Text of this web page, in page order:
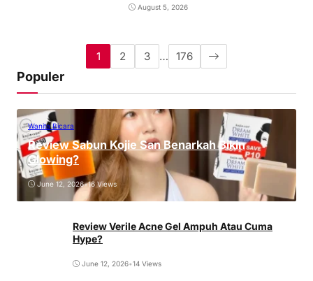
August 5, 2026
1 2 3 … 176
Populer
Wanita Bicara
Review Sabun Kojie San Benarkah Bikin
Glowing?
June 12, 2026•16 Views
Review Verile Acne Gel Ampuh Atau Cuma
Hype?
June 12, 2026•14 Views